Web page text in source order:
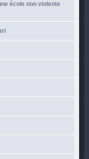
école non violente